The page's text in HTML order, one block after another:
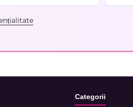
Categorii